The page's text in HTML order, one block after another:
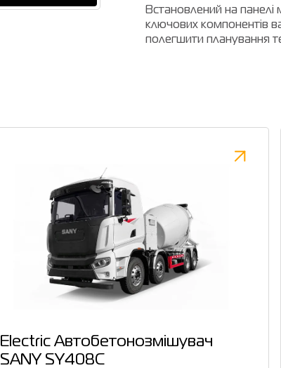
Встановлений на панелі
ключових компонентів
полегшити планування
Electric Автобетонозмішувач
SANY SY408C